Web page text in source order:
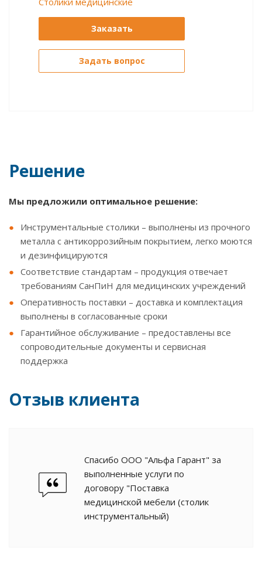
Заказать
Задать вопрос
Решение
Мы предложили оптимальное решение:
Инструментальные столики – выполнены из прочного
металла с антикоррозийным покрытием, легко моются
и дезинфицируются
Соответствие стандартам – продукция отвечает
требованиям СанПиН для медицинских учреждений
Оперативность поставки – доставка и комплектация
выполнены в согласованные сроки
Гарантийное обслуживание – предоставлены все
сопроводительные документы и сервисная
поддержка
Отзыв клиента
Спасибо ООО "Альфа Гарант" за
выполненные услуги по
договору "Поставка
медицинской мебели (столик
инструментальный)